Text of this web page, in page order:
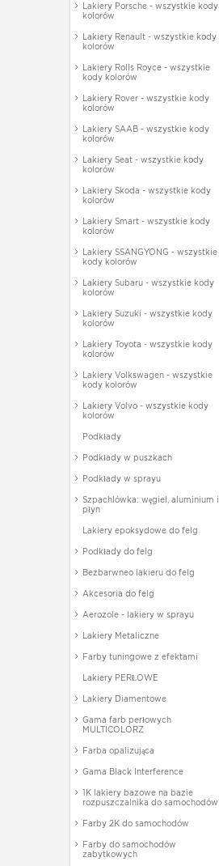
Lakiery Porsche - wszystkie kody
kolorów
Lakiery Renault - wszystkie kody
kolorów
Lakiery Rolls Royce - wszystkie
kody kolorów
Lakiery Rover - wszystkie kody
kolorów
Lakiery SAAB - wszystkie kody
kolorów
Lakiery Seat - wszystkie kody
kolorów
Lakiery Skoda - wszystkie kody
kolorów
Lakiery Smart - wszystkie kody
kolorów
Lakiery SSANGYONG - wszystkie
kody kolorów
Lakiery Subaru - wszystkie kody
kolorów
Lakiery Suzuki - wszystkie kody
kolorów
Lakiery Toyota - wszystkie kody
kolorów
Lakiery Volkswagen - wszystkie
kody kolorów
Lakiery Volvo - wszystkie kody
kolorów
Podkłady
Podkłady w puszkach
Podkłady w sprayu
Szpachlówka: węgiel, aluminium i
płyn
Lakiery epoksydowe do felg
Podkłady do felg
Bezbarwneo lakieru do felg
Akcesoria do felg
Aerozole - lakiery w sprayu
Lakiery Metaliczne
Farby tuningowe z efektami
Lakiery PERŁOWE
Lakiery Diamentowe
Gama farb perłowych
MULTICOLORZ
Farba opalizująca
Gama Black Interference
1K lakiery bazowe na bazie
rozpuszczalnika do samochodów
Farby 2K do samochodów
Farby do samochodów
zabytkowych